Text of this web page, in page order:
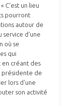
C'est un lieu
pourront
autour de
service d’une
où se
qui
créant des
présidente de
lors d'une
son activité